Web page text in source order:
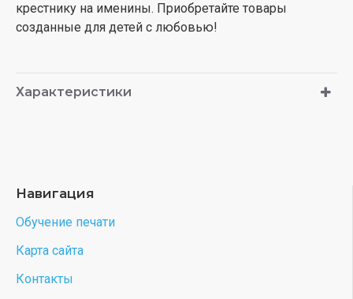
крестнику на именины. Приобретайте товары
созданные для детей с любовью!
Характеристики
Навигация
Обучение печати
Карта сайта
Контакты